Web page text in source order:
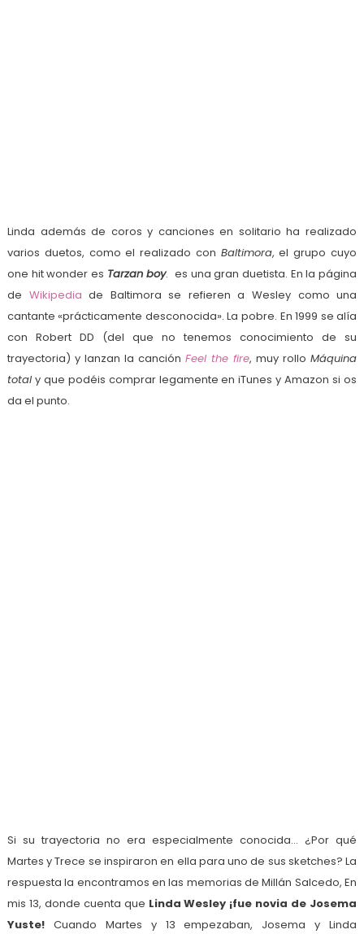
Linda además de coros y canciones en solitario ha realizado
varios duetos, como el realizado con Baltimora, el grupo cuyo
one hit wonder es Tarzan boy. es una gran duetista. En la página
de Wikipediade Baltimora se refieren a Wesley como una
cantante «prácticamente desconocida». La pobre. En 1999 se alía
con Robert DD (del que no tenemos conocimiento de su
trayectoria) y lanzan la canción Feel the fire, muy rolloMáquina
totaly que podéis comprar legamente en iTunes y Amazon si os
da el punto.
Si su trayectoria no era especialmente conocida… ¿Por qué
Martes y Trece se inspiraron en ella para uno de sus sketches? La
respuesta la encontramos en las memorias de Millán Salcedo, En
mis 13, donde cuenta que Linda Wesley ¡fue novia de Josema
Yuste!Cuando Martes y 13 empezaban, Josema y Linda